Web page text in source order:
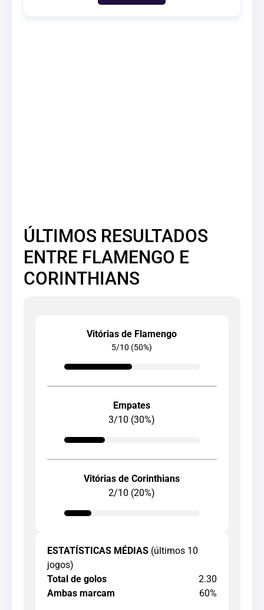
ÚLTIMOS RESULTADOS
ENTRE FLAMENGO E
CORINTHIANS
Vitórias de Flamengo
5/10 (50%)
Empates
3/10 (30%)
Vitórias de Corinthians
2/10 (20%)
ESTATÍSTICAS MÉDIAS (últimos 10
jogos)
Total de golos
2.30
Ambas marcam
60%